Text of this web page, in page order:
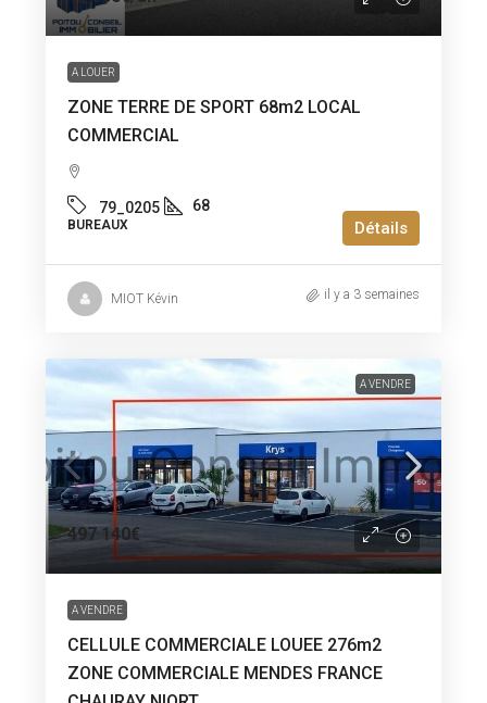
A LOUER
ZONE TERRE DE SPORT 68m2 LOCAL
COMMERCIAL
79_0205 68
BUREAUX Détails
MIOT Kévin il y a 3 semaines
A VENDRE
497 140€
A VENDRE
CELLULE COMMERCIALE LOUEE 276m2
ZONE COMMERCIALE MENDES FRANCE